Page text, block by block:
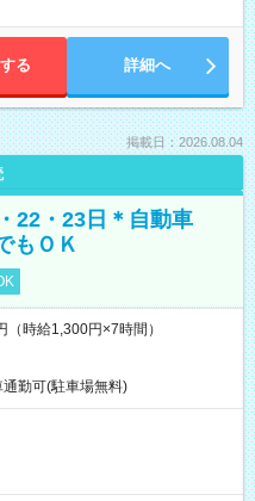
る 詳細へ
掲載日：2026.08.04
22・23日＊自動車
もＯＫ
時給1,300円×7時間）
通勤可(駐車場無料)